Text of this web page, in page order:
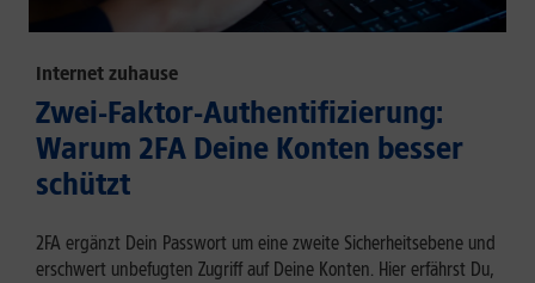
Internet zuhause
Zwei-Faktor-Authentifizierung:
Warum 2FA Deine Konten besser
schützt
2FA ergänzt Dein Passwort um eine zweite Sicherheitsebene und
erschwert unbefugten Zugriff auf Deine Konten. Hier erfährst Du,